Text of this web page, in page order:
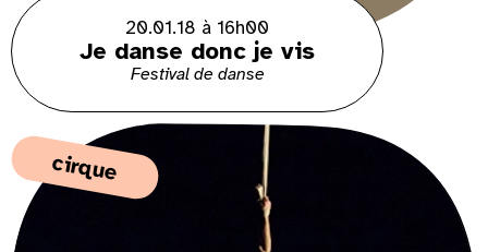
20.01.18 à 16h00
Je danse donc je vis
Festival de danse
cirque